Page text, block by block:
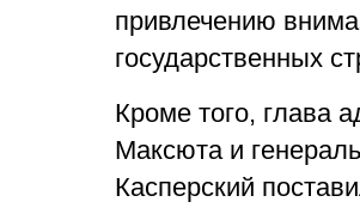
привлечению
государственных
Кроме того, глава
Максюта и
Касперский